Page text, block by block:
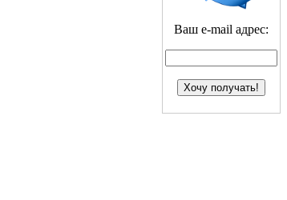
Ваш e-mail адрес: